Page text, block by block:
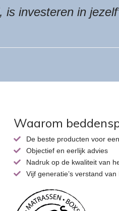
is investeren in
Waarom
De beste producten voor
Objectief en eerlijk advies
Nadruk op de kwaliteit van
Vijf generatie’s verstand van